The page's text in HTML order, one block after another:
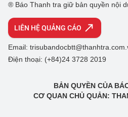
® Báo Thanh tra giữ bản quyền nội
LIÊN HỆ QUẢNG CÁO
Email:
Điện thoại: (+84)24 3728 2019
BẢN QUYỀN CỦA
CƠ QUAN CHỦ QUẢN: